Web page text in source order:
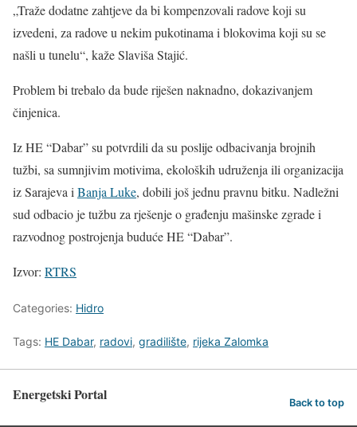
„Traže dodatne zahtjeve da bi kompenzovali radove koji su
izvedeni, za radove u nekim pukotinama i blokovima koji su se
našli u tunelu“, kaže Slaviša Stajić.
Problem bi trebalo da bude riješen naknadno, dokazivanjem
činjenica.
Iz HE “Dabar” su potvrdili da su poslije odbacivanja brojnih
tužbi, sa sumnjivim motivima, ekoloških udruženja ili organizacija
iz Sarajeva i Banja Luke, dobili još jednu pravnu bitku. Nadležni
sud odbacio je tužbu za rješenje o građenju mašinske zgrade i
razvodnog postrojenja buduće HE “Dabar”.
Izvor: RTRS
Categories: Hidro
Tags: HE Dabar, radovi, gradilište, rijeka Zalomka
Energetski Portal Back to top